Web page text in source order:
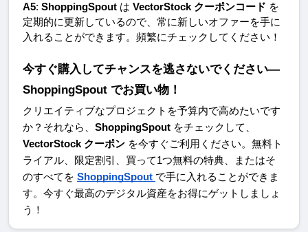
A5: ShoppingSpout は VectorStock クーポンコード を
定期的に更新しているので、常に新しいオファーを手に
入れることができます。頻繁にチェックしてください！
今すぐ購入してチャンスを逃さないでください—
ShoppingSpout でお買い物！
クリエイティブなプロジェクトを予算内で高めたいです
か？それなら、 ShoppingSpout をチェックして、
VectorStock クーポン を今すぐご利用ください。無料ト
ライアル、限定割引、買って1つ無料の特典、またはそ
のすべてを ShoppingSpout で手に入れることができま
す。今すぐ最高のデジタル資産をお得にゲットしましょ
う！